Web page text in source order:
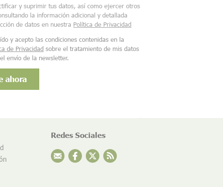
y suprimir tus datos, así como ejercer otros
la información adicional y detallada
de datos en nuestra Política de Privacidad
y acepto las condiciones contenidas en la
de Privacidad sobre el tratamiento de mis datos
envío de la newsletter.
Redes Sociales